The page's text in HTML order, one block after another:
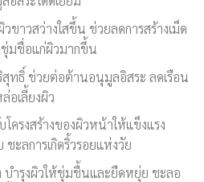
ขาวสว่างใสขึ้น ช่วยลดการสร้างเม็ด
มชื่อแก่ผิวมากขึ้น
สุทธิ์ ช่วยต่อต้านอนุมูลอิสระ ลดเรือน
อเลี้ยงผิว
ครงสร้างของผิวหน้าให้แข็งแรง
ะลการเกิดริ้วรอยแห่งวัย
บำรุงผิวให้ชุ่มชื้นและยืดหยุ่ย ชะลอ